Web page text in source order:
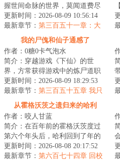
握世间命脉的世界，莫闻道费尽
心机终于成为其中一员。他本以
为魔道至高境界...
更新时间：2026-08-09 10:56:14
最新章节： 第三百五十一章：大
师姐的心理治疗
我的尸傀和仙子通感了
作者：0糖0卡气泡水
简介：穿越游戏《下仙》的世
界，方常获得游戏中的炼尸道职
业系统。只需让尸傀与天资上
佳、且相同性别的修...
更新时间：2026-08-09 18:29:53
最新章节： 第三百五十五章 我只
是想和我的阿珍成婚！
从霍格沃茨之遗归来的哈利
作者：咬人甘蓝
简介：在百年前的霍格沃茨度过
第六个年头后，哈利回到了年的
楼梯隔间，再次收到了霍格沃茨
的录取通知书。...
更新时间：2026-08-08 20:17:52
最新章节： 第六百七十四章 回校